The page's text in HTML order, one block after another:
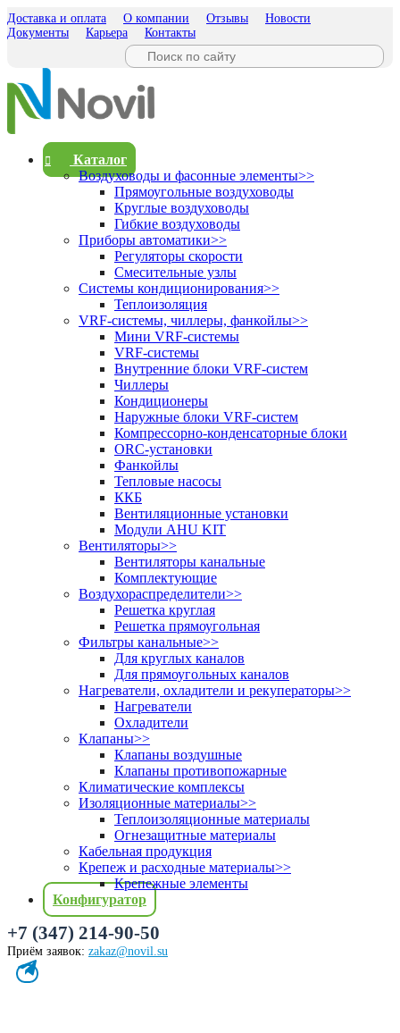
Доставка и оплата О компании Отзывы
Новости
Документы
Карьера Контакты
Каталог
Воздуховоды и фасонные элементы>>
Прямоугольные воздуховоды
Круглые воздуховоды
Гибкие воздуховоды
Приборы автоматики>>
Регуляторы скорости
Смесительные узлы
Системы кондиционирования>>
Теплоизоляция
VRF-системы, чиллеры, фанкойлы>>
Мини VRF-системы
VRF-системы
Внутренние блоки VRF-систем
Чиллеры
Кондиционеры
Наружные блоки VRF-систем
Компрессорно-конденсаторные блоки
ORC-установки
Фанкойлы
Тепловые насосы
ККБ
Вентиляционные установки
Модули AHU KIT
Вентиляторы>>
Вентиляторы канальные
Комплектующие
Воздухораспределители>>
Решетка круглая
Решетка прямоугольная
Фильтры канальные>>
Для круглых каналов
Для прямоугольных каналов
Нагреватели, охладители и рекуператоры>>
Нагреватели
Охладители
Клапаны>>
Клапаны воздушные
Клапаны противопожарные
Климатические комплексы
Изоляционные материалы>>
Теплоизоляционные материалы
Огнезащитные материалы
Кабельная продукция
Крепеж и расходные материалы>>
Крепежные элементы
Конфигуратор
+7 (347) 214-90-50
Приём заявок: zakaz@novil.su